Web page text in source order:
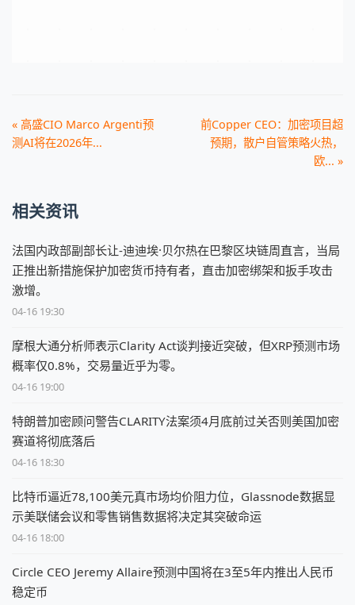
« 高盛CIO Marco Argenti预
测AI将在2026年...
前Copper CEO：加密项目超
预期，散户自管策略火热，
欧... »
相关资讯
法国内政部副部长让-迪迪埃·贝尔热在巴黎区块链周直言，当局
正推出新措施保护加密货币持有者，直击加密绑架和扳手攻击
激增。
04-16 19:30
摩根大通分析师表示Clarity Act谈判接近突破，但XRP预测市场
概率仅0.8%，交易量近乎为零。
04-16 19:00
特朗普加密顾问警告CLARITY法案须4月底前过关否则美国加密
赛道将彻底落后
04-16 18:30
比特币逼近78,100美元真市场均价阻力位，Glassnode数据显
示美联储会议和零售销售数据将决定其突破命运
04-16 18:00
Circle CEO Jeremy Allaire预测中国将在3至5年内推出人民币
稳定币